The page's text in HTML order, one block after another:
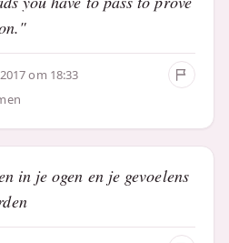
om 18:33
in je ogen en je gevoelens